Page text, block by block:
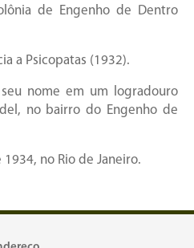
de Engenho de Dentro
a Psicopatas (1932).
nome em um logradouro
no bairro do Engenho de
no Rio de Janeiro.